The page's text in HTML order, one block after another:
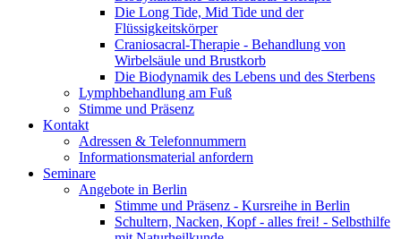
Die Long Tide, Mid Tide und der
Flüssigkeitskörper
Craniosacral-Therapie - Behandlung von
Wirbelsäule und Brustkorb
Die Biodynamik des Lebens und des Sterbens
Lymphbehandlung am Fuß
Stimme und Präsenz
Kontakt
Adressen & Telefonnummern
Informationsmaterial anfordern
Seminare
Angebote in Berlin
Stimme und Präsenz - Kursreihe in Berlin
Schultern, Nacken, Kopf - alles frei! - Selbsthilfe